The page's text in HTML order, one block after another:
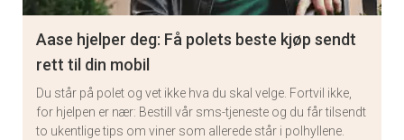
Aase hjelper deg: Få polets beste kjøp sendt
rett til din mobil
Du står på polet og vet ikke hva du skal velge. Fortvil ikke,
for hjelpen er nær: Bestill vår sms-tjeneste og du får tilsendt
to ukentlige tips om viner som allerede står i polhyllene.